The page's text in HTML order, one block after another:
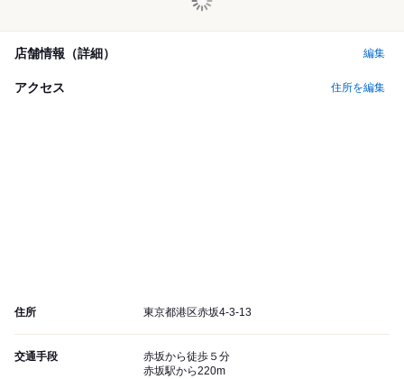
店舗情報（詳細） 編集
アクセス 住所を編集
住所 東京都港区赤坂4-3-13
交通手段
赤坂から徒歩５分
赤坂駅から220m